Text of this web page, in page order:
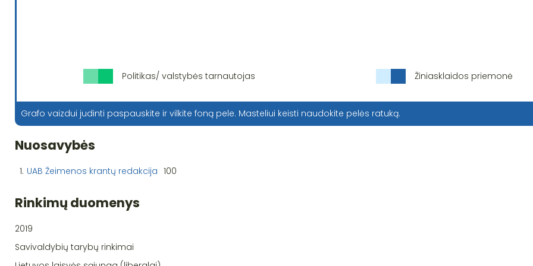
Politikas/ valstybės tarnautojas Žiniasklaidos priemonė
Grafo vaizdui judinti paspauskite ir vilkite foną pele. Masteliui keisti naudokite pelės ratuką.
Nuosavybės
1. UAB Žeimenos krantų redakcija 100
Rinkimų duomenys
2019
Savivaldybių tarybų rinkimai